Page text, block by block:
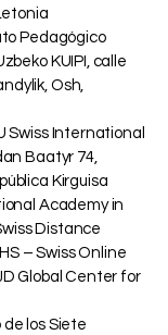
Pedagógico
KUIPI, calle
Osh,
Swiss International
Baatyr 74,
Kirguisa
Academy in
Distance
– Swiss Online
Global Center for
los Siete